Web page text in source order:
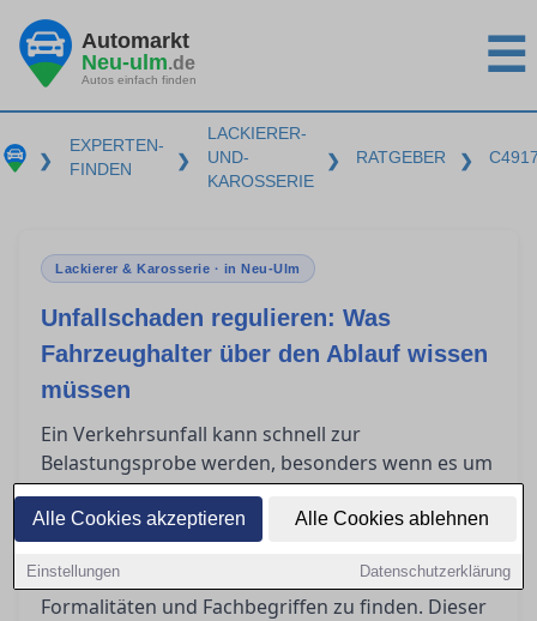
Alle Cookies akzeptieren Alle Cookies ablehnen
Einstellungen Datenschutzerklärung
Automarkt
Neu-ulm.de
Autos einfach finden ☰
❯
EXPERTEN-
FINDEN
❯
LACKIERER-
UND-
KAROSSERIE
❯ RATGEBER ❯
Lackierer & Karosserie · in Neu-Ulm
Unfallschaden regulieren: Was
Fahrzeughalter über den Ablauf wissen
müssen
Ein Verkehrsunfall kann schnell zur
Belastungsprobe werden, besonders wenn es um
die Regulierung des Schadens über die
gegnerische Versicherung geht. Fahrzeughalter
in Neu-Ulm stehen oft vor der Herausforderung,
den richtigen Weg durch den Dschungel von
Formalitäten und Fachbegriffen zu finden. Dieser